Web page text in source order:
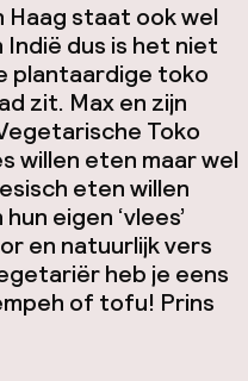
Haag staat ook wel
Indië dus is het niet
plantaardige toko
zit. Max en zijn
Toko
willen eten maar wel
eten willen
eigen ‘vlees’
en natuurlijk vers
heb je eens
of tofu! Prins